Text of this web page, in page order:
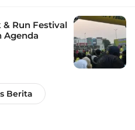
Run Festival
Agenda
Berita